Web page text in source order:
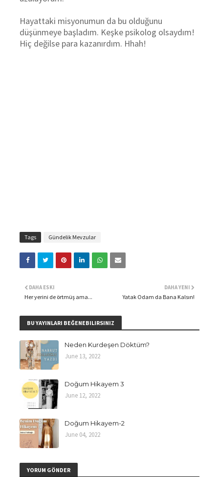
Hayattaki misyonumun da bu olduğunu
düşünmeye başladım. Keşke psikolog olsaydım!
Hiç değilse para kazanırdım. Hhah!
Tags Gündelik Mevzular
DAHA YENI
Yatak Odam da Bana Kalsın!
DAHA ESKI
Her yerini de örtmüş ama...
BU YAYINLARI BEĞENEBILIRSINIZ
Neden Kurdeşen Döktüm?
June 13, 2022
Doğum Hikayem 3
June 12, 2022
Doğum Hikayem-2
June 04, 2022
YORUM GÖNDER